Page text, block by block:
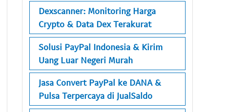
Dexscanner: Monitoring Harga
Crypto & Data Dex Terakurat
Solusi PayPal Indonesia & Kirim
Uang Luar Negeri Murah
Jasa Convert PayPal ke DANA &
Pulsa Terpercaya di JualSaldo